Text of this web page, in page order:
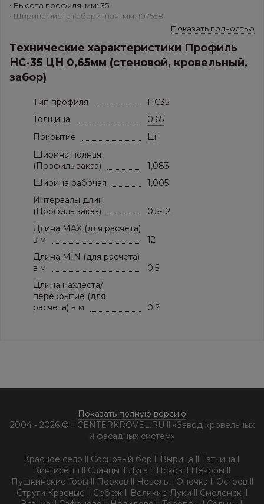
• Высота профиля, мм: 35
• Ширина листа габаритная, мм: 1075±8
• Ширина полезная, мм: 1000±5/800±5(Цвет)
• Вес 1 м.кв.,кг/м.кв.: 6,257
• Холоднокатанная горячеоцинкованная сталь
Применение: скатные кровли, заборы, несущие
Показать полностью
Технические характеристики Профиль
НС-35 ЦН 0,65мм (стеновой, кровельный,
забор)
Тип профиля
HC35
Толщина
0.65
Покрытие
Цн
Ширина полная
(Профиль заказ)
1,083
Ширина рабочая
1,005
Интервалы длин
(Профиль заказ)
0,5-12
Длина MAX (для расчета)
в м
12
Длина MIN (для расчета)
в м
0.5
Длина нахлеста/
перекрытие (для
расчета) в м
0.2
Показать полную версию
2004 - 2026 © ll CENTERKROVEL.RU ll «Завод кровельных
и фасадных систем»
Красное село ll Сосновый бор ll Вырица ll Гатчина ll
Кингисепп ll Сланцы ll Луга ll Псков ll Печоры ll
Пушкинские Горы ll Порхов ll Невель ll Опочка ll Остров ll
Струги Красные ll Себеж ll Великие Луки ll Смоленск ll